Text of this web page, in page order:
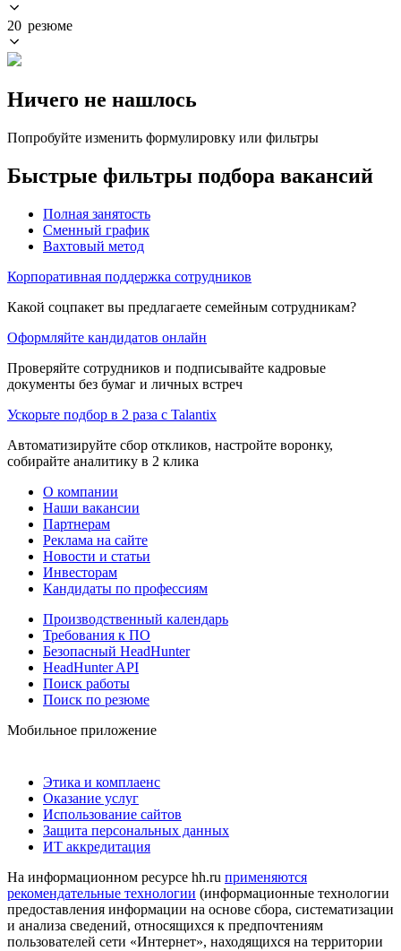
20 резюме
Ничего не нашлось
Попробуйте изменить формулировку или фильтры
Быстрые фильтры подбора вакансий
Полная занятость
Сменный график
Вахтовый метод
Корпоративная поддержка сотрудников
Какой соцпакет вы предлагаете семейным сотрудникам?
Оформляйте кандидатов онлайн
Проверяйте сотрудников и подписывайте кадровые
документы без бумаг и личных встреч
Ускорьте подбор в 2 раза с Talantix
Автоматизируйте сбор откликов, настройте воронку,
собирайте аналитику в 2 клика
О компании
Наши вакансии
Партнерам
Реклама на сайте
Новости и статьи
Инвесторам
Кандидаты по профессиям
Производственный календарь
Требования к ПО
Безопасный HeadHunter
HeadHunter API
Поиск работы
Поиск по резюме
Мобильное приложение
Этика и комплаенс
Оказание услуг
Использование сайтов
Защита персональных данных
ИТ аккредитация
На информационном ресурсе hh.ru применяются
рекомендательные технологии (информационные технологии
предоставления информации на основе сбора, систематизации
и анализа сведений, относящихся к предпочтениям
пользователей сети «Интернет», находящихся на территории